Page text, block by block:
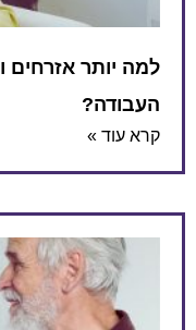
למה יותר אזרחים
העבודה?
קרא עוד »